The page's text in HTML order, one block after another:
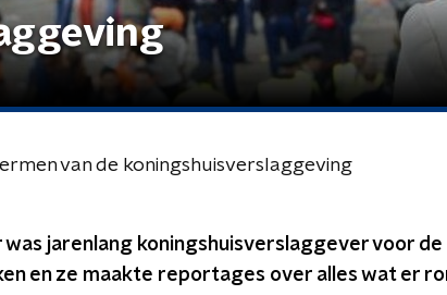
van de koningshuisverslaggeving
was jarenlang koningshuisverslaggever voor de
en ze maakte reportages over alles wat er